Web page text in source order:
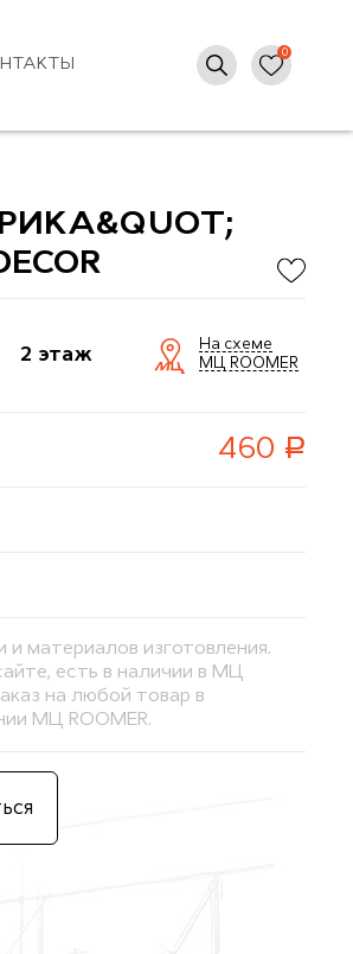
2 этаж
На схеме
МЦ ROOMER
460 руб.
материалов изготовления.
есть в наличии в МЦ
на любой товар в
МЦ ROOMER.